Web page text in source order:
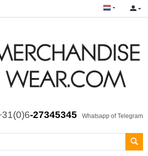
-27345345 Whatsapp of Telegram